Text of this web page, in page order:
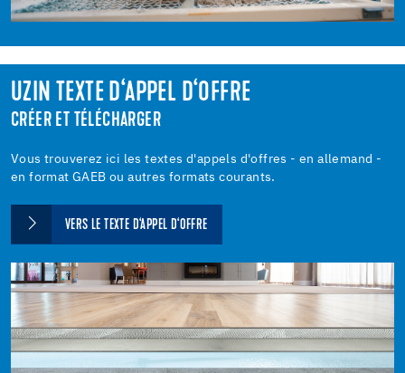
UZIN TEXTE D‘APPEL D‘OFFRE
CRÉER ET TÉLÉCHARGER
Vous trouverez ici les textes d'appels d'offres - en allemand -
en format GAEB ou autres formats courants.
VERS LE TEXTE D‘APPEL D‘OFFRE